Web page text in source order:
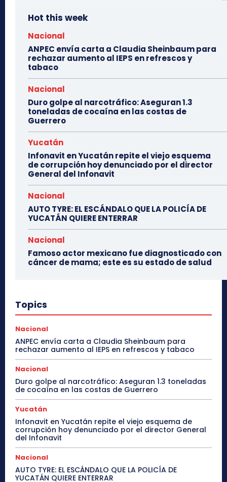
Hot this week
Nacional
ANPEC envía carta a Claudia Sheinbaum para
rechazar aumento al IEPS en refrescos y
tabaco
Nacional
Duro golpe al narcotráfico: Aseguran 1.3
toneladas de cocaína en las costas de
Guerrero
Yucatán
Infonavit en Yucatán repite el viejo esquema
de corrupción hoy denunciado por el director
General del Infonavit
Nacional
AUTO TYRE: EL ESCÁNDALO QUE LA POLICÍA DE
YUCATÁN QUIERE ENTERRAR
Nacional
Famoso actor mexicano fue diagnosticado con
cáncer de mama; este es su estado de salud
Topics
Nacional
ANPEC envía carta a Claudia Sheinbaum para
rechazar aumento al IEPS en refrescos y tabaco
Nacional
Duro golpe al narcotráfico: Aseguran 1.3 toneladas
de cocaína en las costas de Guerrero
Yucatán
Infonavit en Yucatán repite el viejo esquema de
corrupción hoy denunciado por el director General
del Infonavit
Nacional
AUTO TYRE: EL ESCÁNDALO QUE LA POLICÍA DE
YUCATÁN QUIERE ENTERRAR